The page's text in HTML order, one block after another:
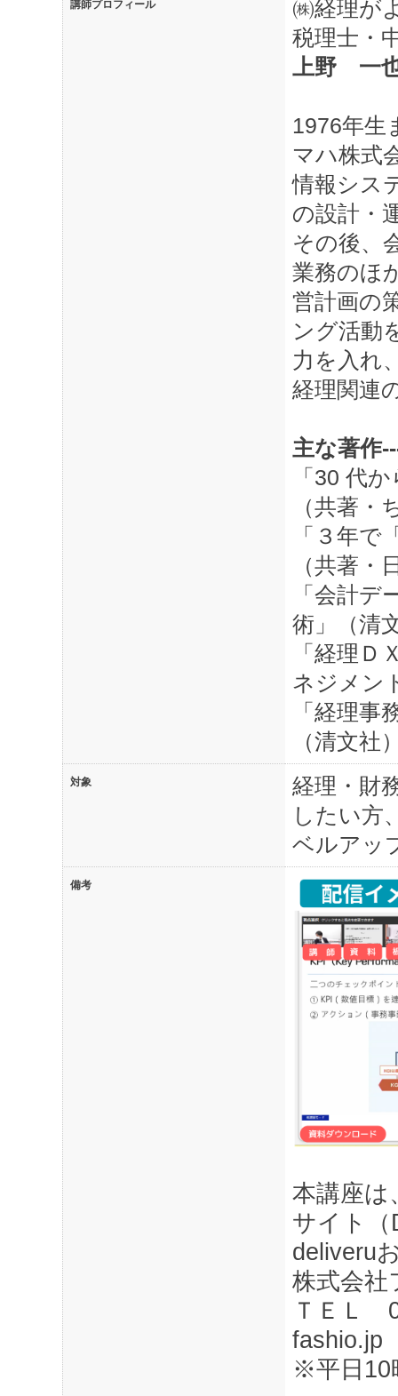
講師プロフィール
㈱経理が
税理士・
上野 一
1976年生
マハ株式
情報シス
の設計・
その後、
業務のほ
営計画の
ング活動
力を入れ
経理関連
主な著作
「30 代
（共著・
「３年
（共著・
「会計
術」（清
「経理
ネジメン
「経理事
（清文社
対象
経理・財
したい方
ベルアッ
備考
本講座は
サイト（
deliveru
株式会社
ＴＥＬ
fashio.jp
※平日10